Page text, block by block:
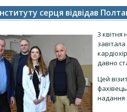
серця відвідав
3
давно
Цей
надання